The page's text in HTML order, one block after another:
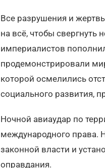
Все разрушения и
на всё, чтобы свергнуть
империалистов
продемонстрировали
которой осмелились
социального развития,
Ночной авиаудар по
международного права.
законной власти и
оправдания.